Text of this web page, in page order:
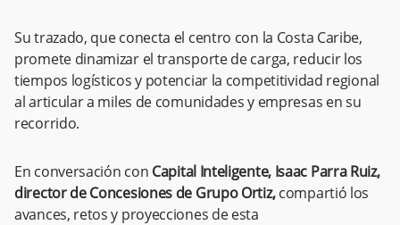
Su trazado, que conecta el centro con la Costa Caribe,
promete dinamizar el transporte de carga, reducir los
tiempos logísticos y potenciar la competitividad regional
al articular a miles de comunidades y empresas en su
recorrido.
En conversación con Capital Inteligente, Isaac Parra Ruiz,
director de Concesiones de Grupo Ortiz,compartió los
avances, retos y proyecciones de esta